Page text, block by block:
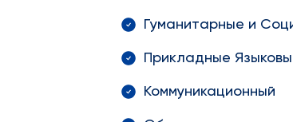
Гуманитарные и
Прикладные
Коммуникационный